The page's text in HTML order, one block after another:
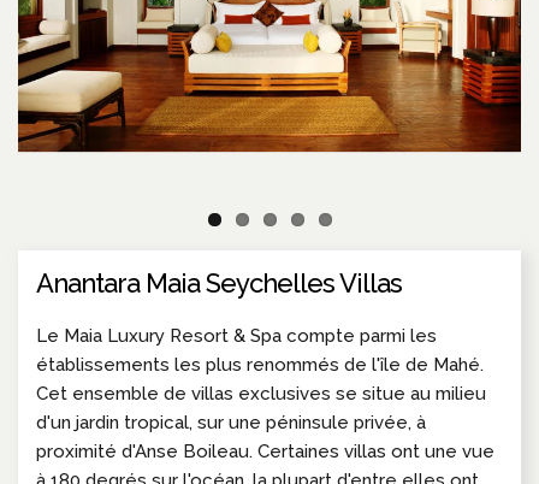
Anantara Maia Seychelles Villas
Le Maia Luxury Resort & Spa compte parmi les
établissements les plus renommés de l'île de Mahé.
Cet ensemble de villas exclusives se situe au milieu
d'un jardin tropical, sur une péninsule privée, à
proximité d'Anse Boileau. Certaines villas ont une vue